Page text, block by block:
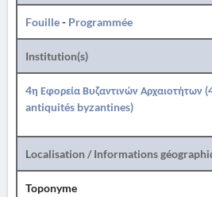
Fouille- Programmée
Institution(s)
4η Εφορεία Βυζαντινών Αρχαιοτήτων
antiquités byzantines)
Localisation / Informations
Toponyme